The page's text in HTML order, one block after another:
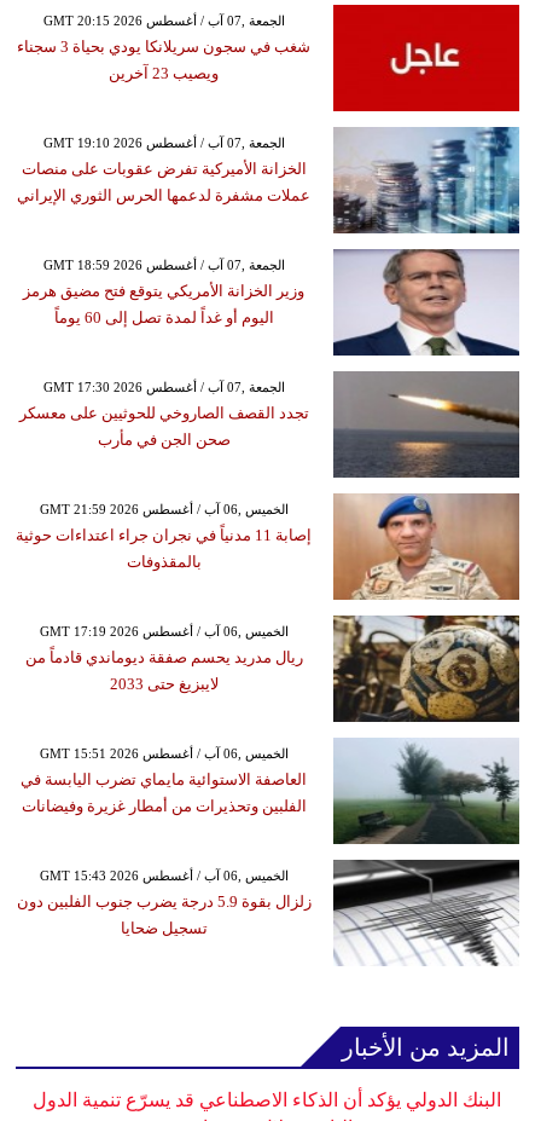
GMT 20:15 2026 الجمعة ,07 آب / أغسطس
شغب في سجون سريلانكا يودي بحياة 3 سجناء
ويصيب 23 آخرين
GMT 19:10 2026 الجمعة ,07 آب / أغسطس
الخزانة الأميركية تفرض عقوبات على منصات
عملات مشفرة لدعمها الحرس الثوري الإيراني
GMT 18:59 2026 الجمعة ,07 آب / أغسطس
وزير الخزانة الأمريكي يتوقع فتح مضيق هرمز
اليوم أو غداً لمدة تصل إلى 60 يوماً
GMT 17:30 2026 الجمعة ,07 آب / أغسطس
تجدد القصف الصاروخي للحوثيين على معسكر
صحن الجن في مأرب
GMT 21:59 2026 الخميس ,06 آب / أغسطس
إصابة 11 مدنياً في نجران جراء اعتداءات حوثية
بالمقذوفات
GMT 17:19 2026 الخميس ,06 آب / أغسطس
ريال مدريد يحسم صفقة ديوماندي قادماً من
لايبزيغ حتى 2033
GMT 15:51 2026 الخميس ,06 آب / أغسطس
العاصفة الاستوائية مايماي تضرب اليابسة في
الفلبين وتحذيرات من أمطار غزيرة وفيضانات
GMT 15:43 2026 الخميس ,06 آب / أغسطس
زلزال بقوة 5.9 درجة يضرب جنوب الفلبين دون
تسجيل ضحايا
المزيد من الأخبار
البنك الدولي يؤكد أن الذكاء الاصطناعي قد يسرّع تنمية الدول